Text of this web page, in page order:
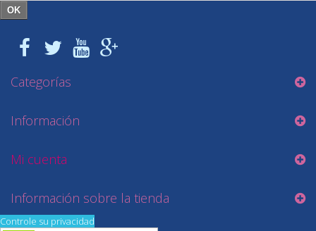
OK
Categorías
Información
Mi cuenta
Información sobre la tienda
Controle su privacidad